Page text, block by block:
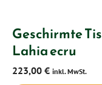
Geschirmte
Lahia ecru
223,00 € inkl. MwSt.